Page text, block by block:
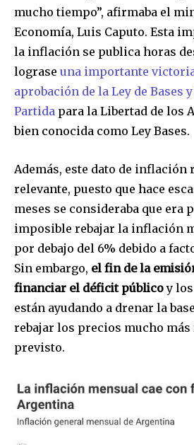
mucho tiempo”, afirmaba el
Economía, Luis Caputo. Esta
la inflación se publica horas
lograse una importante
aprobación de la Ley de Bases
Partida para la Libertad de los
bien conocida como Ley Bases.
Además, este dato de inflación
relevante, puesto que hace
meses se consideraba que era
imposible rebajar la inflación
por debajo del 6% debido a
Sin embargo, el fin de la
financiar el déficit públicoy
están ayudando a drenar la
rebajar los precios mucho más
previsto.